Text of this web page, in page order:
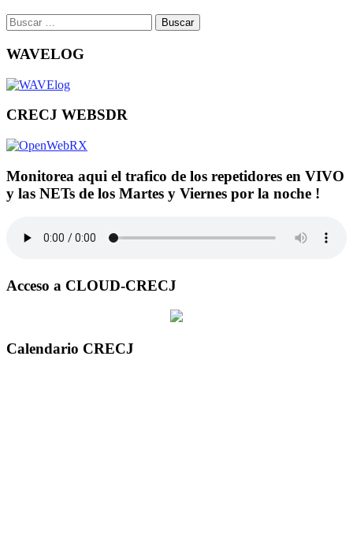
Buscar:
WAVELOG
CRECJ WEBSDR
Monitorea aqui el trafico de los repetidores en VIVO
y las NETs de los Martes y Viernes por la noche !
Acceso a CLOUD-CRECJ
Calendario CRECJ